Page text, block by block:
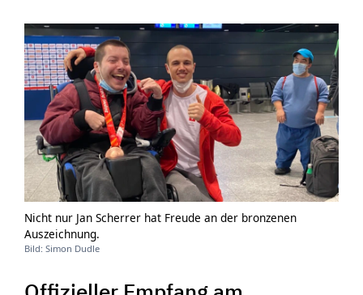
Nicht nur Jan Scherrer hat Freude an der bronzenen
Auszeichnung.
Bild: Simon Dudle